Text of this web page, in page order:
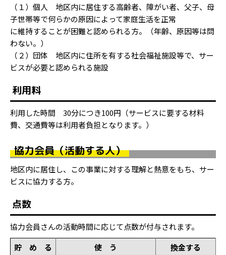
（１）個人 地区内に居住する高齢者、障がい者、父子、母
子世帯等で何らかの原因によって家庭生活を正常
に維持することが困難と認められる方。（年齢、原因等は問
わない。）
（２）団体 地区内に住所を有する社会福祉施設等で、サー
ビスが必要と認められる施設
利用料
利用した時間 30分につき100円（サービスに要する材料
費、交通費等は利用者負担となります。）
協力会員（活動する人）
地区内に居住し、この事業に対する理解と熱意をもち、サー
ビスに協力する方。
点数
協力会員さんの活動時間に応じて点数が付与されます。
貯 め る
使 う
換金する